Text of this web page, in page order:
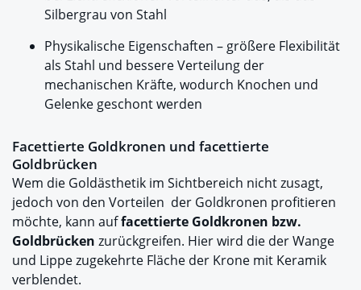
Silbergrau von Stahl
Physikalische Eigenschaften – größere Flexibilität
als Stahl und bessere Verteilung der
mechanischen Kräfte, wodurch Knochen und
Gelenke geschont werden
Facettierte Goldkronen und facettierte
Goldbrücken
Wem die Goldästhetik im Sichtbereich nicht zusagt,
jedoch von den Vorteilen der Goldkronen profitieren
möchte, kann auffacettierte Goldkronen bzw.
Goldbrücken zurückgreifen. Hier wird die der Wange
und Lippe zugekehrte Fläche der Krone mit Keramik
verblendet.